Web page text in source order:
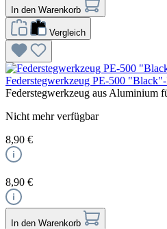
In den Warenkorb
Vergleich
Federstegwerkzeug PE-500
Federstegwerkzeug aus Aluminium
Nicht mehr verfügbar
8,90 €
8,90 €
In den Warenkorb